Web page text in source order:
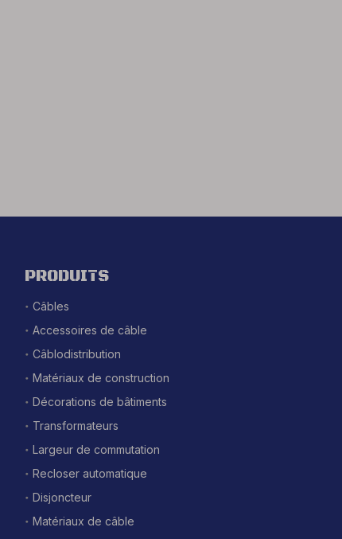
PRODUITS
Câbles
Accessoires de câble
Câblodistribution
Matériaux de construction
Décorations de bâtiments
Transformateurs
Largeur de commutation
Recloser automatique
Disjoncteur
Matériaux de câble